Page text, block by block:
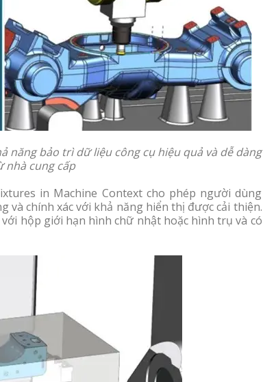
năng bảo trì dữ liệu công cụ hiệu quả và dễ dàng
nhà cung cấp
in Machine Context cho phép người dùng
và chính xác với khả năng hiển thị được cải thiện.
hộp giới hạn hình chữ nhật hoặc hình trụ và có